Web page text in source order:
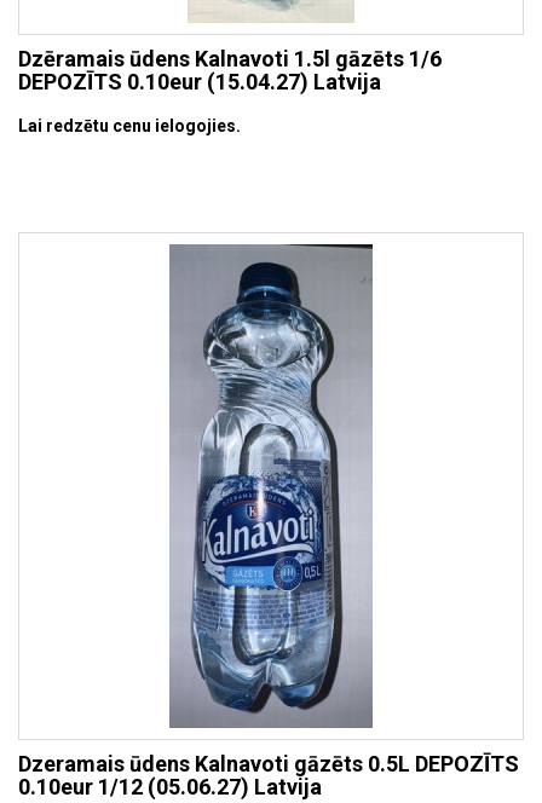
Dzēramais ūdens Kalnavoti 1.5l gāzēts 1/6
DEPOZĪTS 0.10eur (15.04.27) Latvija
Lai redzētu cenu ielogojies.
Dzeramais ūdens Kalnavoti gāzēts 0.5L DEPOZĪTS
0.10eur 1/12 (05.06.27) Latvija